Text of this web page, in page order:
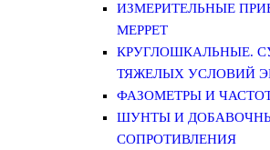
ИЗМЕРИТЕЛЬНЫЕ
МЕРРЕТ
КРУГЛОШКАЛЬНЫЕ.
ТЯЖЕЛЫХ УСЛОВИЙ
ФАЗОМЕТРЫ И
ШУНТЫ И
СОПРОТИВЛЕНИЯ